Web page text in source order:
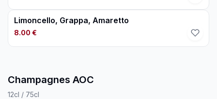
Limoncello, Grappa, Amaretto
8.00 €
Champagnes AOC
12cl / 75cl